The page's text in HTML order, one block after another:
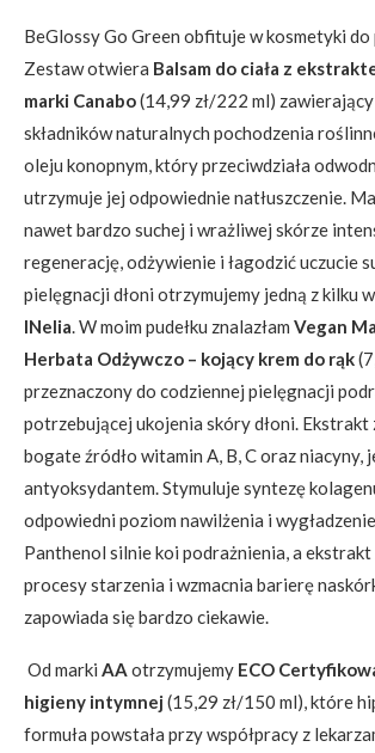
BeGlossy Go Green obfituje w kosmetyki do
Zestaw otwiera Balsam do ciała z
marki Canabo(14,99 zł/222 ml)
składników naturalnych pochodzenia
oleju konopnym, który przeciwdziała
utrzymuje jej odpowiednie natłuszczenie.
nawet bardzo suchej i wrażliwej skórze
regenerację, odżywienie i łagodzić uczucie
pielęgnacji dłoni otrzymujemy jedną z kilku
INelia. W moim pudełku znalazłam Vegan
Herbata Odżywczo – kojący krem do rąk
przeznaczony do codziennej pielęgnacji
potrzebującej ukojenia skóry dłoni. Ekstrakt
bogate źródło witamin A, B, C oraz niacyny,
antyoksydantem. Stymuluje syntezę
odpowiedni poziom nawilżenia i
Panthenol silnie koi podrażnienia, a
procesy starzenia i wzmacnia barierę
zapowiada się bardzo ciekawie.
Od marki AA otrzymujemy ECO
higieny intymnej (15,29 zł/150 ml), które
formuła powstała przy współpracy z